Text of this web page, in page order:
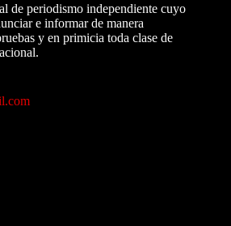
de periodismo independiente cuyo
e informar de manera
y en primicia toda clase de